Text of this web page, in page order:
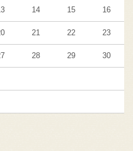
14 15 16
21 22 23
28 29 30